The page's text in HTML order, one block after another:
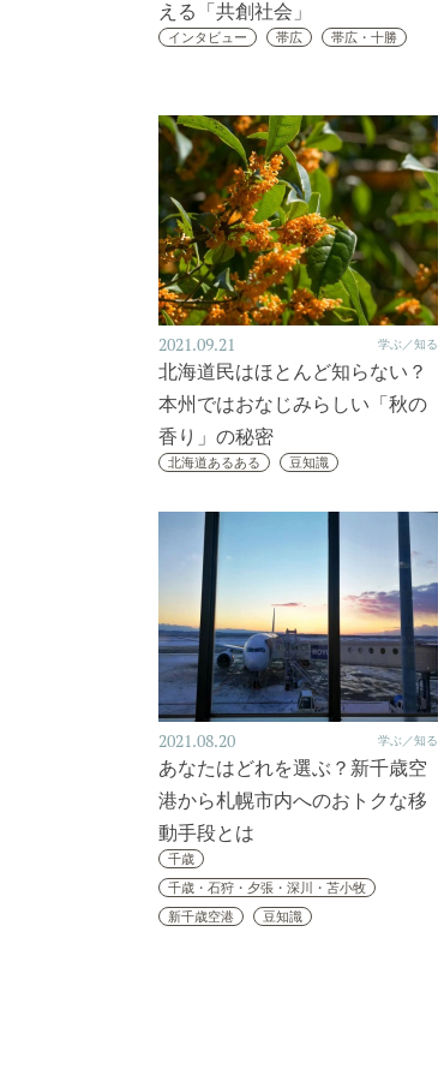
える「共創社会」
インタビュー 帯広 帯広・十勝
2021.09.21 学ぶ／知る
北海道民はほとんど知らない？
本州ではおなじみらしい「秋の
香り」の秘密
北海道あるある 豆知識
2021.08.20 学ぶ／知る
あなたはどれを選ぶ？新千歳空
港から札幌市内へのおトクな移
動手段とは
千歳
千歳・石狩・夕張・深川・苫小牧
新千歳空港
豆知識